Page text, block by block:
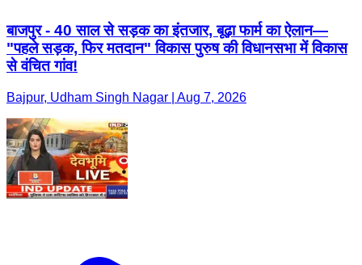
बाजपुर - 40 साल से सड़क का इंतजार, बूढ़ा फार्म का ऐलान—
"पहले सड़क, फिर मतदान" विकास पुरुष की विधानसभा में विकास
से वंचित गांव!
Bajpur, Udham Singh Nagar | Aug 7, 2026